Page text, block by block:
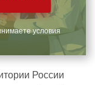
условия
России